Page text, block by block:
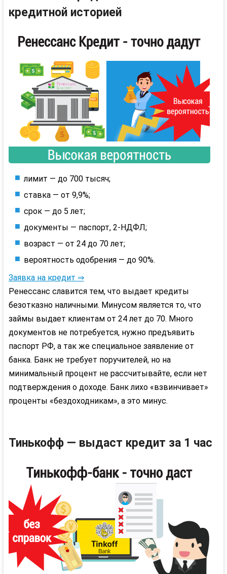
кредитной историей
лимит — до 700 тысяч;
ставка — от 9,9%;
срок — до 5 лет;
документы — паспорт, 2-НДФЛ;
возраст — от 24 до 70 лет;
вероятность одобрения — до 90%.
Заявка на кредит ⇒
Ренессанс славится тем, что выдает кредиты
безотказно наличными. Минусом является то, что
займы выдает клиентам от 24 лет до 70. Много
документов не потребуется, нужно предъявить
паспорт РФ, а так же специальное заявление от
банка. Банк не требует поручителей, но на
минимальный процент не рассчитывайте, если нет
подтверждения о доходе. Банк лихо «взвинчивает»
проценты «бездоходникам», а это минус.
Тинькофф — выдаст кредит за 1 час